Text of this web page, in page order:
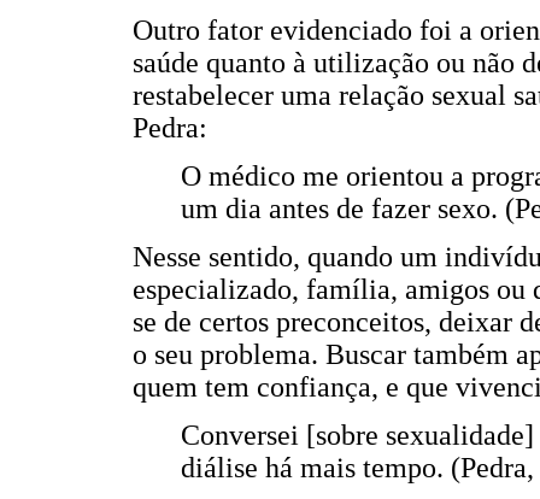
Outro fator evidenciado foi a
saúde quanto à utilização ou não
restabelecer uma relação sexual
Pedra:
O médico me orientou a
um dia antes de fazer sexo.
Nesse sentido, quando um
especializado, família, amigos ou
se de certos preconceitos, deixar
o seu problema. Buscar também
quem tem confiança, e que
Conversei [sobre
diálise há mais tempo.